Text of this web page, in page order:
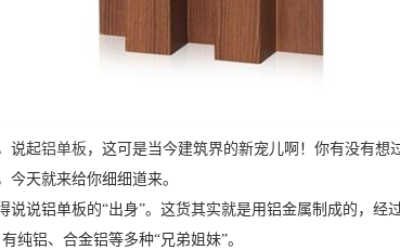
说起铝单板 ，这可是当今建筑界的新宠儿啊！你有没有想
今天就来给你细细道来。
说说铝单板的“出身”。这货其实就是用铝金属制成的，
纯铝、合金铝等多种“兄弟姐妹”。